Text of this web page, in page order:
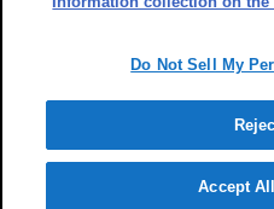
代理店に
Do Not Sell My
Accept